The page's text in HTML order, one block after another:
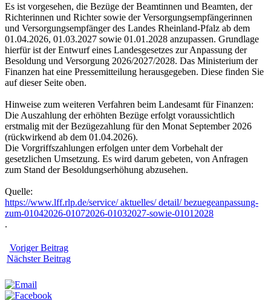
Es ist vorgesehen, die Bezüge der Beamtinnen und Beamten, der
Richterinnen und Richter sowie der Versorgungsempfängerinnen
und Versorgungsempfänger des Landes Rheinland-Pfalz ab dem
01.04.2026, 01.03.2027 sowie 01.01.2028 anzupassen. Grundlage
hierfür ist der Entwurf eines Landesgesetzes zur Anpassung der
Besoldung und Versorgung 2026/2027/2028. Das Ministerium der
Finanzen hat eine Pressemitteilung herausgegeben. Diese finden Sie
auf dieser Seite oben.
Hinweise zum weiteren Verfahren beim Landesamt für Finanzen:
Die Auszahlung der erhöhten Bezüge erfolgt voraussichtlich
erstmalig mit der Bezügezahlung für den Monat September 2026
(rückwirkend ab dem 01.04.2026).
Die Vorgriffszahlungen erfolgen unter dem Vorbehalt der
gesetzlichen Umsetzung. Es wird darum gebeten, von Anfragen
zum Stand der Besoldungserhöhung abzusehen.
Quelle:
https://www.lff.rlp.de/service/ aktuelles/ detail/ bezuegeanpassung-
zum-01042026-01072026-01032027-sowie-01012028
.
Voriger Beitrag
Nächster Beitrag